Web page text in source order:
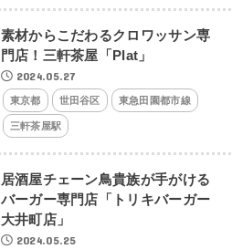
素材からこだわるクロワッサン専
門店！三軒茶屋「Plat」
2024.05.27
東京都 世田谷区 東急田園都市線
三軒茶屋駅
居酒屋チェーン鳥貴族が手がける
バーガー専門店「トリキバーガー
大井町店」
2024.05.25